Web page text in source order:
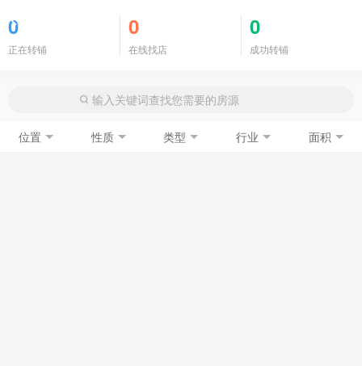
0
正在转铺
0
在线找店
0
成功转铺
位置 性质 类型 行业 面积